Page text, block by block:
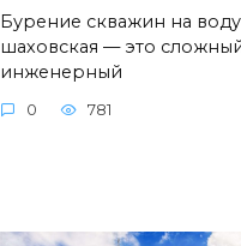
Бурение скважин на воду
шаховская — это
инженерный
0 781